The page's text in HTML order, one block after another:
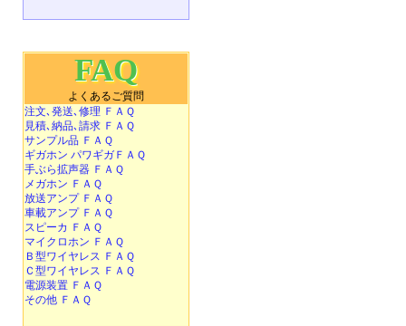
FAQ
よくあるご質問
注文､発送､修理 ＦＡＱ
見積､納品､請求 ＦＡＱ
サンプル品 ＦＡＱ
ギガホン パワギガＦＡＱ
手ぶら拡声器 ＦＡＱ
メガホン ＦＡＱ
放送アンプ ＦＡＱ
車載アンプ ＦＡＱ
スピーカ ＦＡＱ
マイクロホン ＦＡＱ
Ｂ型ワイヤレス ＦＡＱ
Ｃ型ワイヤレス ＦＡＱ
電源装置 ＦＡＱ
その他 ＦＡＱ